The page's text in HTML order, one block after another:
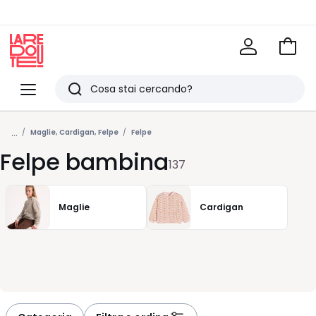
Menu
Redoute
Ricerca
Ultimi
articoli
visti
Vai
... Maglie, Cardigan, Felpe Felpe
Felpe bambina137
Maglie Cardigan